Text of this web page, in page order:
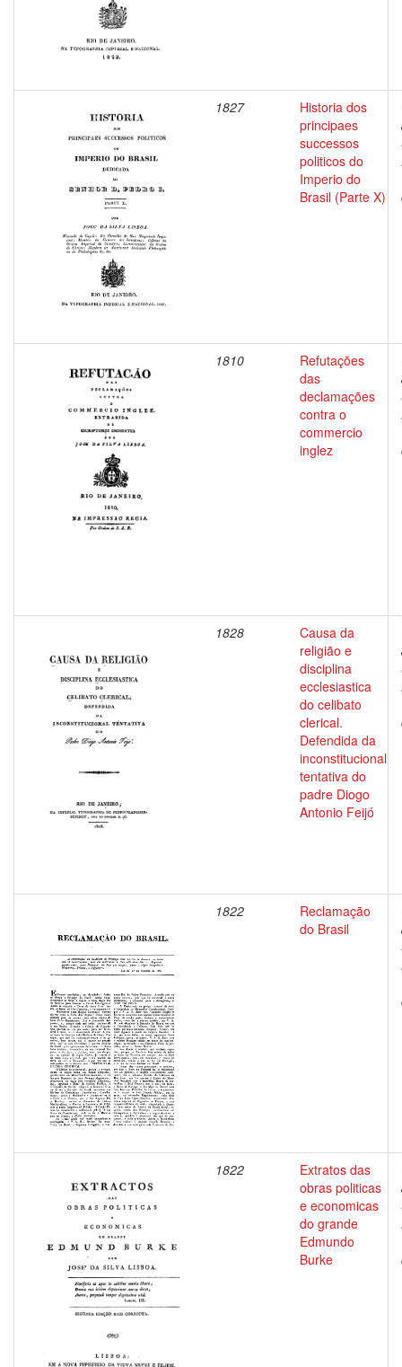
1827
Historia dos
principaes
successos
politicos do
Imperio do
Brasil (Parte X)
1810
Refutações
das
declamações
contra o
commercio
inglez
1828
Causa da
religião e
disciplina
ecclesiastica
do celibato
clerical.
Defendida da
inconstitucional
tentativa do
padre Diogo
Antonio Feijó
1822
Reclamação
do Brasil
1822
Extratos das
obras politicas
e economicas
do grande
Edmundo
Burke